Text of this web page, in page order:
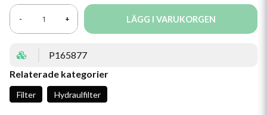
- + LÄGG I VARUKORGEN
P165877
Relaterade kategorier
Filter Hydraulfilter